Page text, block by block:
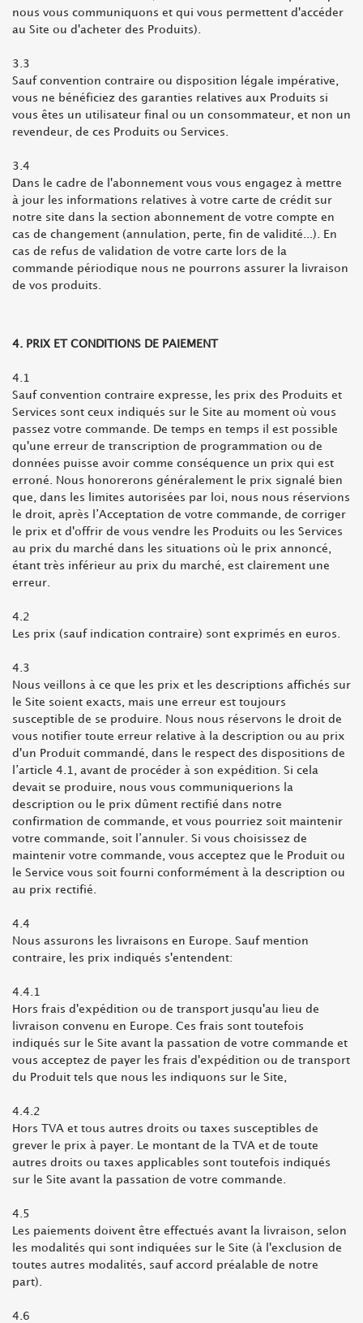
nous vous communiquons et qui vous permettent d'accéder
au Site ou d'acheter des Produits).
3.3
Sauf convention contraire ou disposition légale impérative,
vous ne bénéficiez des garanties relatives aux Produits si
vous êtes un utilisateur final ou un consommateur, et non un
revendeur, de ces Produits ou Services.
3.4
Dans le cadre de l'abonnement vous vous engagez à mettre
à jour les informations relatives à votre carte de crédit sur
notre site dans la section abonnement de votre compte en
cas de changement (annulation, perte, fin de validité...). En
cas de refus de validation de votre carte lors de la
commande périodique nous ne pourrons assurer la livraison
de vos produits.
4. PRIX ET CONDITIONS DE PAIEMENT
4.1
Sauf convention contraire expresse, les prix des Produits et
Services sont ceux indiqués sur le Site au moment où vous
passez votre commande. De temps en temps il est possible
qu'une erreur de transcription de programmation ou de
données puisse avoir comme conséquence un prix qui est
erroné. Nous honorerons généralement le prix signalé bien
que, dans les limites autorisées par loi, nous nous réservions
le droit, après l’Acceptation de votre commande, de corriger
le prix et d'offrir de vous vendre les Produits ou les Services
au prix du marché dans les situations où le prix annoncé,
étant très inférieur au prix du marché, est clairement une
erreur.
4.2
Les prix (sauf indication contraire) sont exprimés en euros.
4.3
Nous veillons à ce que les prix et les descriptions affichés sur
le Site soient exacts, mais une erreur est toujours
susceptible de se produire. Nous nous réservons le droit de
vous notifier toute erreur relative à la description ou au prix
d'un Produit commandé, dans le respect des dispositions de
l’article 4.1, avant de procéder à son expédition. Si cela
devait se produire, nous vous communiquerions la
description ou le prix dûment rectifié dans notre
confirmation de commande, et vous pourriez soit maintenir
votre commande, soit l’annuler. Si vous choisissez de
maintenir votre commande, vous acceptez que le Produit ou
le Service vous soit fourni conformément à la description ou
au prix rectifié.
4.4
Nous assurons les livraisons en Europe. Sauf mention
contraire, les prix indiqués s'entendent:
4.4.1
Hors frais d'expédition ou de transport jusqu'au lieu de
livraison convenu en Europe. Ces frais sont toutefois
indiqués sur le Site avant la passation de votre commande et
vous acceptez de payer les frais d'expédition ou de transport
du Produit tels que nous les indiquons sur le Site,
4.4.2
Hors TVA et tous autres droits ou taxes susceptibles de
grever le prix à payer. Le montant de la TVA et de toute
autres droits ou taxes applicables sont toutefois indiqués
sur le Site avant la passation de votre commande.
4.5
Les paiements doivent être effectués avant la livraison, selon
les modalités qui sont indiquées sur le Site (à l'exclusion de
toutes autres modalités, sauf accord préalable de notre
part).
4.6